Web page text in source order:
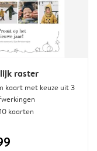
raster
kaart met keuze uit 3
kaarten